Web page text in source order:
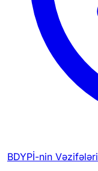
BDYPİ-nin Vəzifələri